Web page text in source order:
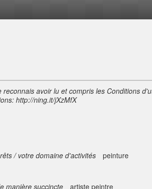
reconnais avoir lu et compris les Conditions
http://ning.it/jXzMfX
/ votre domaine d'activités peinture
manière succincte artiste peintre